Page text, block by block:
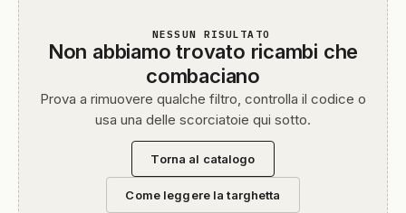
NESSUN RISULTATO
Non abbiamo trovato ricambi che
combaciano
Prova a rimuovere qualche filtro, controlla il codice o
usa una delle scorciatoie qui sotto.
Torna al catalogo
Come leggere la targhetta